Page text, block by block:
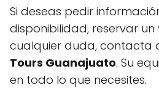
Si deseas pedir
disponibilidad, reservar un
cualquier duda, contacta
Tours Guanajuato. Su
en todo lo que necesites.